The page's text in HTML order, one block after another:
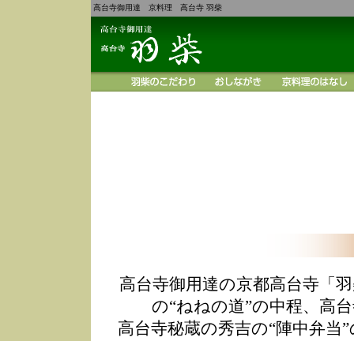
高台寺御用達 京料理 高台寺 羽柴
高台寺御用達の京都高台寺「
の“ねねの道”の中程、高
高台寺秘蔵の秀吉の“陣中弁